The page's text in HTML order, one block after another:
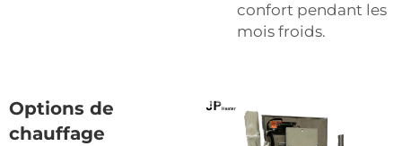
confort pendant les
mois froids.
Options de
chauffage